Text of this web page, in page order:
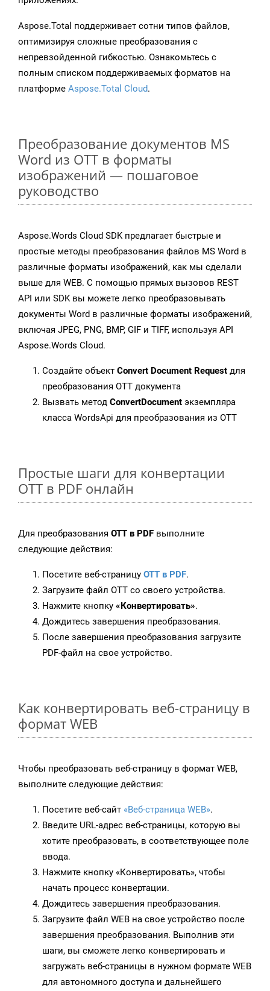
Aspose.Total поддерживает сотни типов файлов,
оптимизируя сложные преобразования с
непревзойденной гибкостью. Ознакомьтесь с
полным списком поддерживаемых форматов на
платформе Aspose.Total Cloud.
Преобразование документов MS
Word из OTT в форматы
изображений — пошаговое
руководство
Aspose.Words Cloud SDK предлагает быстрые и
простые методы преобразования файлов MS Word в
различные форматы изображений, как мы сделали
выше для WEB. С помощью прямых вызовов REST
API или SDK вы можете легко преобразовывать
документы Word в различные форматы изображений,
включая JPEG, PNG, BMP, GIF и TIFF, используя API
Aspose.Words Cloud.
Создайте объект Convert Document Request для
преобразования OTT документа
Вызвать метод ConvertDocument экземпляра
класса WordsApi для преобразования из OTT
Простые шаги для конвертации
OTT в PDF онлайн
Для преобразования OTT в PDF выполните
следующие действия:
Посетите веб-страницу OTT в PDF.
Загрузите файл OTT со своего устройства.
Нажмите кнопку «Конвертировать».
Дождитесь завершения преобразования.
После завершения преобразования загрузите
PDF-файл на свое устройство.
Как конвертировать веб-страницу в
формат WEB
Чтобы преобразовать веб-страницу в формат WEB,
выполните следующие действия:
Посетите веб-сайт «Веб-страница WEB».
Введите URL-адрес веб-страницы, которую вы
хотите преобразовать, в соответствующее поле
ввода.
Нажмите кнопку «Конвертировать», чтобы
начать процесс конвертации.
Дождитесь завершения преобразования.
Загрузите файл WEB на свое устройство после
завершения преобразования. Выполнив эти
шаги, вы сможете легко конвертировать и
загружать веб-страницы в нужном формате WEB
для автономного доступа и дальнейшего